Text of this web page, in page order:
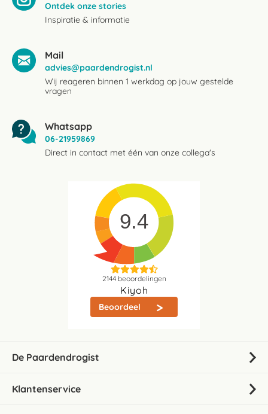
Ontdek onze stories
Inspiratie & informatie
Mail
advies@paardendrogist.nl
Wij reageren binnen 1 werkdag op jouw gestelde
vragen
Whatsapp
06-21959869
Direct in contact met één van onze collega's
9.4
2144beoordelingen
Kiyoh
Beoordeel
De Paardendrogist
Klantenservice